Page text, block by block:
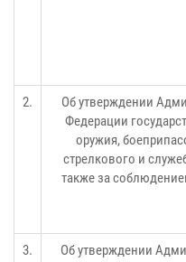
2.
Об утверждении
Федерации
оружия,
стрелкового и
также за
3.
Об утверждении